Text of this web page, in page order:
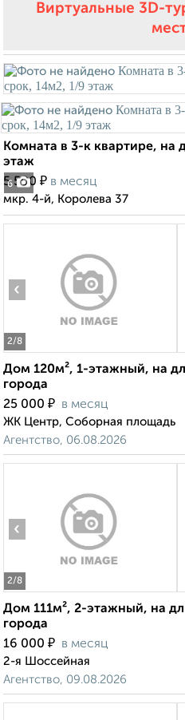
Виртуальные 3D-
6
Комната в 3-к квартире, на
этаж
5 500 ₽ в месяц
мкр. 4-й, Королева 37
2/8
‹
Дом 120м², 1-этажный, на
города
25 000 ₽ в месяц
ЖК Центр, Соборная площадь
Агентство, 06.08.2026
2/8
‹
Дом 111м², 2-этажный, на
города
16 000 ₽ в месяц
2-я Шоссейная
Агентство, 09.08.2026